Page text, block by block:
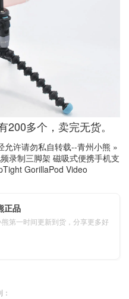
多个，卖完无货。
允许请勿私自转载--青州小熊 »
录制三脚架 磁吸式便携手机支
GorillaPod Video
正品
第一时间更新到货，分享更多好